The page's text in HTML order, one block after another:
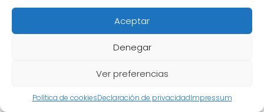
Aceptar
Denegar
Ver preferencias
Política de cookiesDeclaración de privacidadImpressum
En la popular serie de anime y manga
, uno de los personajes más
un sorprendente parecido físico con Goku.
Los fanáticos se han preguntado durante